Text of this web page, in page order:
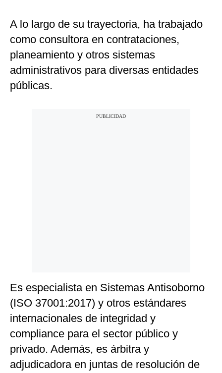
A lo largo de su trayectoria, ha trabajado
como consultora en contrataciones,
planeamiento y otros sistemas
administrativos para diversas entidades
públicas.
Es especialista en Sistemas Antisoborno
(ISO 37001:2017) y otros estándares
internacionales de integridad y
compliance para el sector público y
privado. Además, es árbitra y
adjudicadora en juntas de resolución de